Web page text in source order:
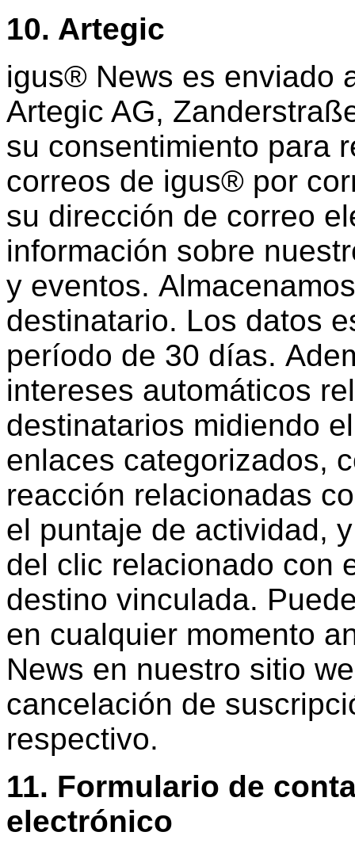
10. Artegic
igus® News es enviado
Artegic AG,
su consentimiento para
correos de igus® por
su dirección de correo
información sobre
y eventos.
destinatario. Los datos
período de 30 días.
intereses automáticos
destinatarios midiendo
enlaces categorizados,
reacción relacionadas
el puntaje de actividad,
del clic relacionado con
destino vinculada.
en cualquier momento
News en nuestro sitio
cancelación de
respectivo.
11. Formulario de
electrónico